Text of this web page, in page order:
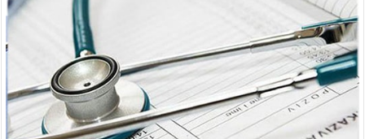
۹۷
دانشگاه
آزاد